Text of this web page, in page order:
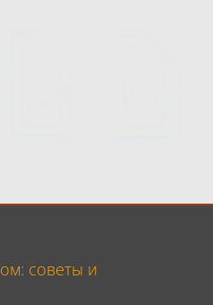
советы и